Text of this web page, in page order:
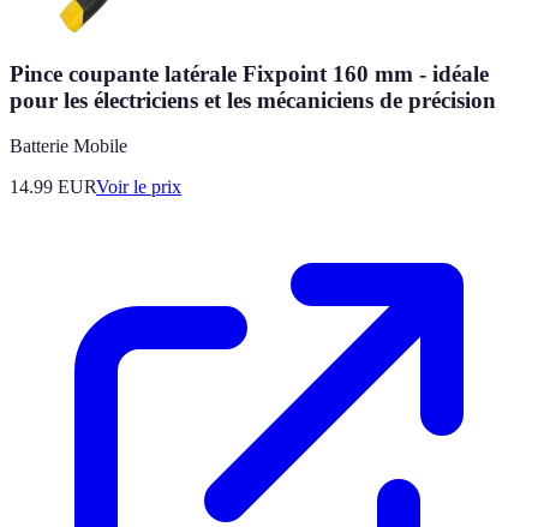
Pince coupante latérale Fixpoint 160 mm - idéale
pour les électriciens et les mécaniciens de précision
Batterie Mobile
14.99 EURVoir le prix